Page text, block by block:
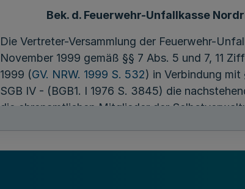
Bek. d. Feuerwehr-Unfallkasse
Die Vertreter-Versammlung der Feuerwehr-
November 1999 gemäß §§ 7 Abs. 5 und 7, 11
1999 (GV. NRW. 1999 S. 532) in Verbindung
SGB IV - (BGB1. I 1976 S. 3845) die
die ehrenamtlichen Mitglieder der